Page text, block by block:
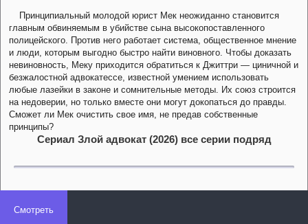
Принципиальный молодой юрист Мек неожиданно становится
главным обвиняемым в убийстве сына высокопоставленного
полицейского. Против него работает система, общественное мнение
и люди, которым выгодно быстро найти виновного. Чтобы доказать
невиновность, Меку приходится обратиться к Джиттри — циничной и
безжалостной адвокатессе, известной умением использовать
любые лазейки в законе и сомнительные методы. Их союз строится
на недоверии, но только вместе они могут докопаться до правды.
Сможет ли Мек очистить свое имя, не предав собственные
принципы?
Сериал Злой адвокат (2026) все серии подряд
Смотреть